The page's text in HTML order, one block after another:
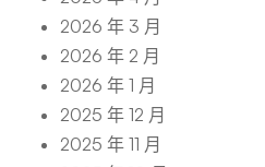
2026 年 3 月
2026 年 2 月
2026 年 1 月
2025 年 12 月
2025 年 11 月